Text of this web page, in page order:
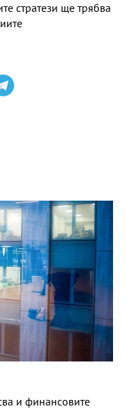
стратези ще трябва
и финансовите